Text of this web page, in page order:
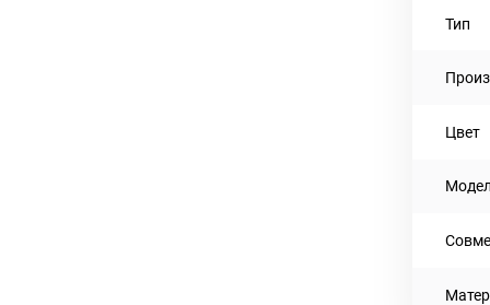
Тип
Цвет